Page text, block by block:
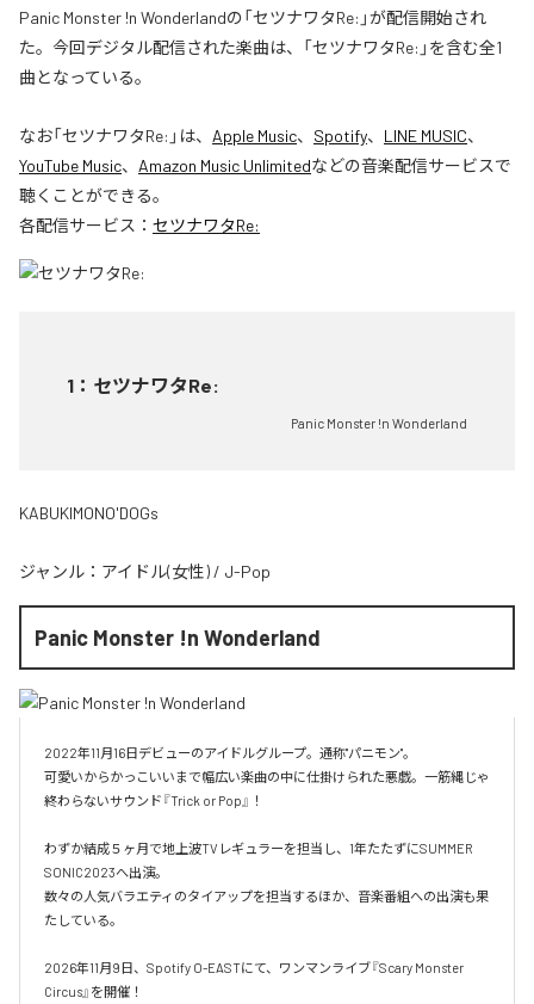
Panic Monster !n Wonderlandの「セツナワタRe:」が配信開始され
た。今回デジタル配信された楽曲は、「セツナワタRe:」を含む全1
曲となっている。
なお「セツナワタRe: 」は、 Apple Music、 Spotify、 LINE MUSIC、
YouTube Music、 Amazon Music Unlimitedなどの音楽配信サービスで
聴くことができる。
各配信サービス： セツナワタRe:
1 ： セツナワタRe:
Panic Monster !n Wonderland
KABUKIMONO'DOGs
ジャンル： アイドル(女性) / J-Pop
Panic Monster !n Wonderland
2022年11月16日デビューのアイドルグループ。通称"パニモン"。
可愛いからかっこいいまで幅広い楽曲の中に仕掛けられた悪戯。一筋縄じゃ
終わらないサウンド『Trick or Pop』！
わずか結成５ヶ月で地上波TVレギュラーを担当し、1年たたずにSUMMER
SONIC2023へ出演。
数々の人気バラエティのタイアップを担当するほか、音楽番組への出演も果
たしている。
2026年11月9日、Spotify O-EASTにて、ワンマンライブ『Scary Monster
Circus』を開催！